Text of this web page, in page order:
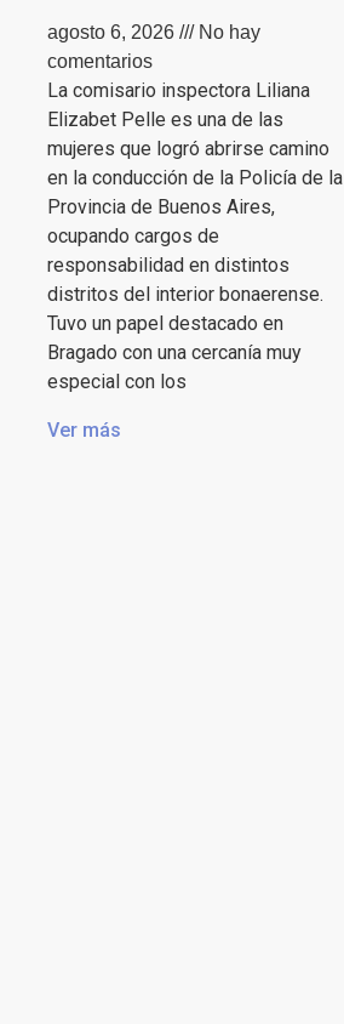
agosto 6, 2026
No hay
comentarios
La comisario inspectora Liliana
Elizabet Pelle es una de las
mujeres que logró abrirse camino
en la conducción de la Policía de la
Provincia de Buenos Aires,
ocupando cargos de
responsabilidad en distintos
distritos del interior bonaerense.
Tuvo un papel destacado en
Bragado con una cercanía muy
especial con los
Ver más